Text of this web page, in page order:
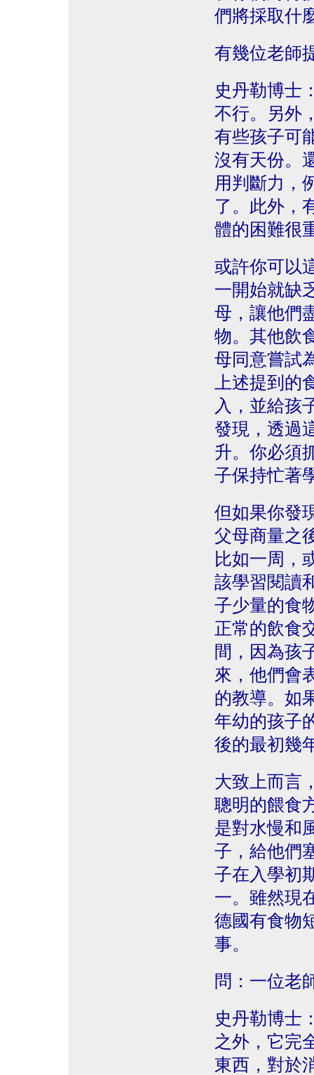
們將採取什
有幾位老師
史丹勒博士
不行。另外
有些孩子可
沒有天份。
用判斷力，
了。此外，
體的困難很
或許你可以
一開始就缺
母，讓他們
物。其他飲
母同意嘗試
上述提到
入，並給孩
發現，透過
升。你必須
子保持忙著
但如果你發
父母商量之
比如一周，
該學習閱讀
子少量的食
正常的飲食
間，因為孩
來，他們會
的教導。如
年幼的孩子
後的最初幾
大致上而言
聰明的餵食
是對水慢和
子，給他們
子在入學初
一。雖然現
德國有食物
事。
問：一位老
史丹勒博士
之外，它完
東西，對於